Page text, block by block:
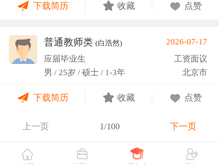
下载简历 收藏 点赞
普通教师类 (白浩然)
2026-07-17
应届毕业生
工资面议
男 / 25岁 / 硕士 / 1-3年
北京市
下载简历 收藏 点赞
上一页 1/100 下一页